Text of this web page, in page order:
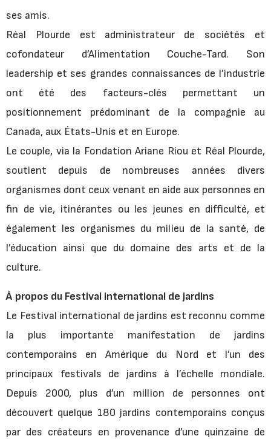
ses amis.
Réal Plourde est administrateur de sociétés et
cofondateur d’Alimentation Couche-Tard. Son
leadership et ses grandes connaissances de l’industrie
ont été des facteurs-clés permettant un
positionnement prédominant de la compagnie au
Canada, aux États-Unis et en Europe.
Le couple, via la Fondation Ariane Riou et Réal Plourde,
soutient depuis de nombreuses années divers
organismes dont ceux venant en aide aux personnes en
fin de vie, itinérantes ou les jeunes en difficulté, et
également les organismes du milieu de la santé, de
l’éducation ainsi que du domaine des arts et de la
culture.
À propos du Festival international de jardins
Le Festival international de jardins est reconnu comme
la plus importante manifestation de jardins
contemporains en Amérique du Nord et l’un des
principaux festivals de jardins à l’échelle mondiale.
Depuis 2000, plus d’un million de personnes ont
découvert quelque 180 jardins contemporains conçus
par des créateurs en provenance d’une quinzaine de